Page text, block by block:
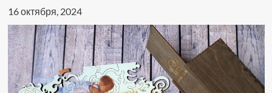
16 октября, 2024